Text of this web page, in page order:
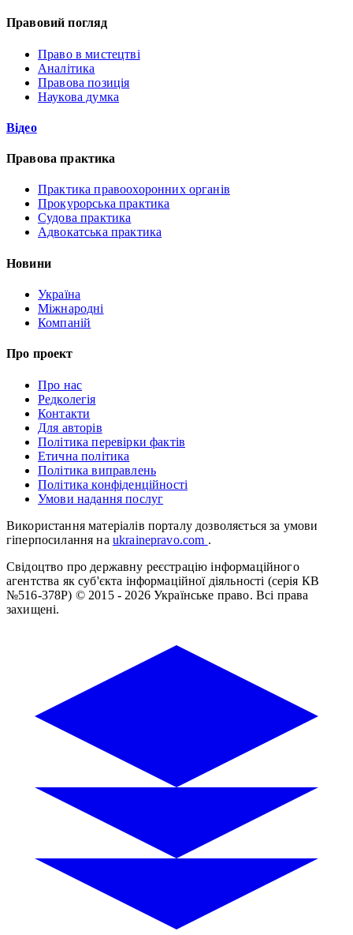
Правовий погляд
Право в мистецтві
Аналітика
Правова позиція
Наукова думка
Відео
Правова практика
Практика правоохоронних органів
Прокурорська практика
Судова практика
Адвокатська практика
Новини
Україна
Міжнародні
Компаній
Про проект
Про нас
Редколегія
Контакти
Для авторів
Політика перевірки фактів
Етична політика
Політика виправлень
Політика конфіденційності
Умови надання послуг
Використання матеріалів порталу дозволяється за умови
гіперпосилання на ukrainepravo.com .
Свідоцтво про державну реєстрацію інформаційного
агентства як суб'єкта інформаційної діяльності (серія КВ
№516-378Р) © 2015 - 2026 Українське право. Всі права
захищені.